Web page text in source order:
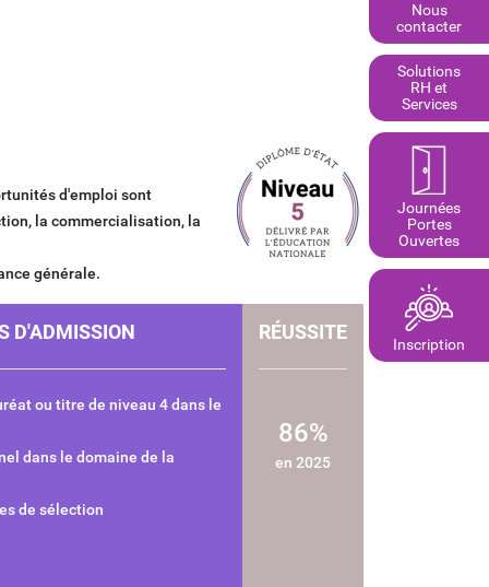
Nous
contacter
Solutions
RH et
Services
Journées
Portes
Ouvertes
Inscription
d'emploi sont
la commercialisation, la
générale.
D'ADMISSION
ou titre de niveau 4 dans le
dans le domaine de la
de sélection
RÉUSSITE
86%
en 2025